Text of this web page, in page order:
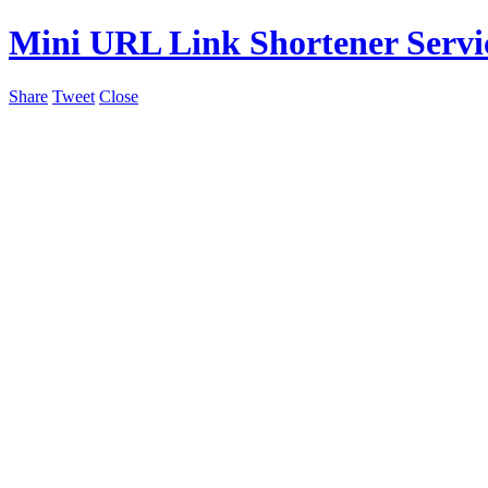
Mini URL Link Shortener
Share Tweet Close